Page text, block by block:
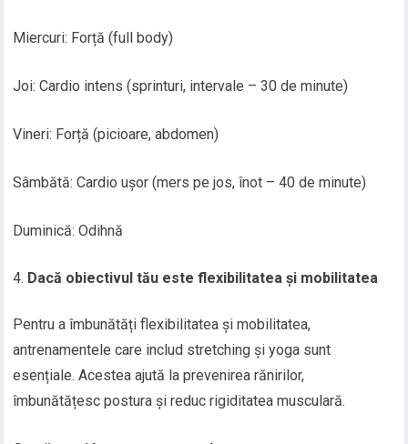
Miercuri: Forță (full body)
Joi: Cardio intens (sprinturi, intervale – 30 de minute)
Vineri: Forță (picioare, abdomen)
Sâmbătă: Cardio ușor (mers pe jos, înot – 40 de minute)
Duminică: Odihnă
Dacă obiectivul tău este flexibilitatea și mobilitatea
Pentru a îmbunătăți flexibilitatea și mobilitatea,
antrenamentele care includ stretching și yoga sunt
esențiale. Acestea ajută la prevenirea rănirilor,
îmbunătățesc postura și reduc rigiditatea musculară.